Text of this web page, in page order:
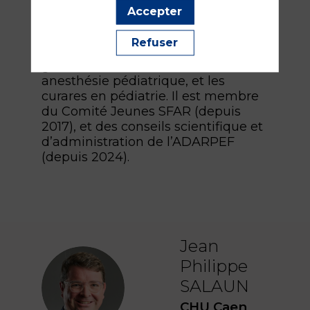
Santé (Université Caen Normandie).
Ses travaux de recherche sont
focalisés sur l’impact neuro-
développemental de l’anesthésie
anesthésie pédiatrique, et les
curares en pédiatrie. Il est membre
du Comité Jeunes SFAR (depuis
2017), et des conseils scientifique et
d’administration de l’ADARPEF
(depuis 2024).
JPS
Jean
Philippe
SALAUN
Accepter
Refuser